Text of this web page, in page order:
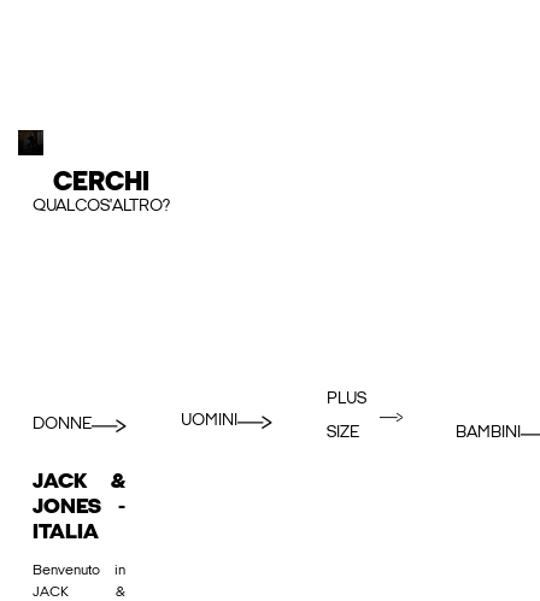
CERCHI
QUALCOS'ALTRO?
DONNE UOMINI
PLUS
SIZE
BAMBINI
JACK &
JONES -
ITALIA
Benvenuto in
JACK &